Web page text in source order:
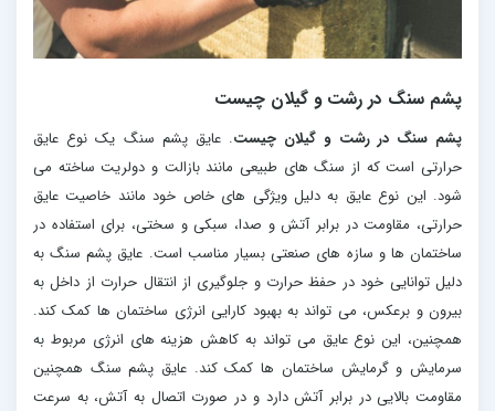
پشم سنگ در رشت و گیلان چیست
پشم سنگ در رشت و گیلان چیست. عایق پشم سنگ یک نوع عایق
حرارتی است که از سنگ های طبیعی مانند بازالت و دولریت ساخته می
شود. این نوع عایق به دلیل ویژگی های خاص خود مانند خاصیت عایق
حرارتی، مقاومت در برابر آتش و صدا، سبکی و سختی، برای استفاده در
ساختمان ها و سازه های صنعتی بسیار مناسب است. عایق پشم سنگ به
دلیل توانایی خود در حفظ حرارت و جلوگیری از انتقال حرارت از داخل به
بیرون و برعکس، می تواند به بهبود کارایی انرژی ساختمان ها کمک کند.
همچنین، این نوع عایق می تواند به کاهش هزینه های انرژی مربوط به
سرمایش و گرمایش ساختمان ها کمک کند. عایق پشم سنگ همچنین
مقاومت بالایی در برابر آتش دارد و در صورت اتصال به آتش، به سرعت